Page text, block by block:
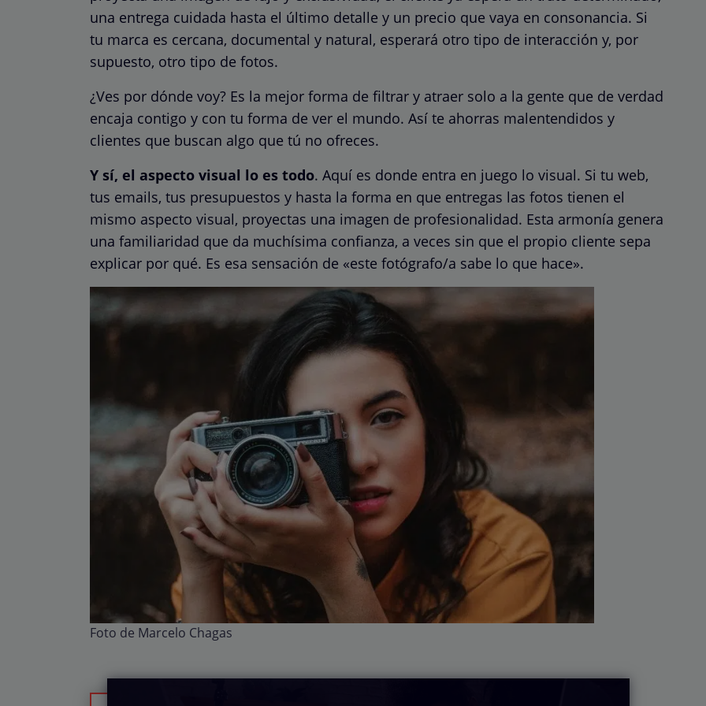
una entrega cuidada hasta el último detalle y un precio que vaya en consonancia. Si
tu marca es cercana, documental y natural, esperará otro tipo de interacción y, por
supuesto, otro tipo de fotos.
¿Ves por dónde voy? Es la mejor forma de filtrar y atraer solo a la gente que de verdad
encaja contigo y con tu forma de ver el mundo. Así te ahorras malentendidos y
clientes que buscan algo que tú no ofreces.
Y sí, el aspecto visual lo es todo. Aquí es donde entra en juego lo visual. Si tu web,
tus emails, tus presupuestos y hasta la forma en que entregas las fotos tienen el
mismo aspecto visual, proyectas una imagen de profesionalidad. Esta armonía genera
una familiaridad que da muchísima confianza, a veces sin que el propio cliente sepa
explicar por qué. Es esa sensación de «este fotógrafo/a sabe lo que hace».
Foto de Marcelo Chagas